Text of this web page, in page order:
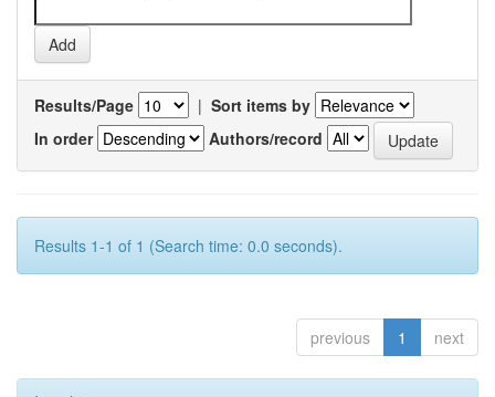
Results/Page | Sort items by
In order
Authors/record
Results 1-1 of 1 (Search time: 0.0 seconds).
previous 1 next